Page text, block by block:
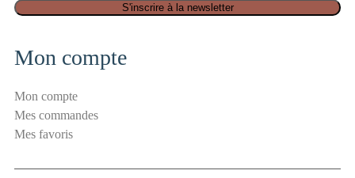
é
r
t
é
a
S'inscrire à la newsletter
Mon compte
Mon compte
Mes commandes
Mes favoris